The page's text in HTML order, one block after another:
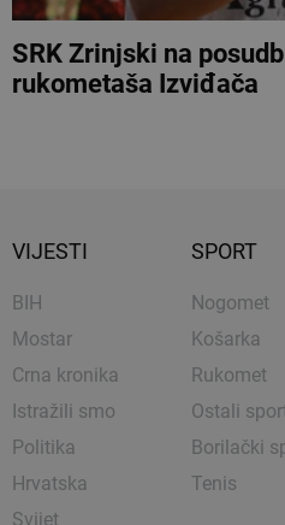
SRK Zrinjski na
rukometaša Izviđača
VIJESTI
BIH
Mostar
Crna kronika
Istražili smo
Politika
Hrvatska
Svijet
SPORT
Nogomet
Košarka
Rukomet
Ostali
Borilački
Tenis